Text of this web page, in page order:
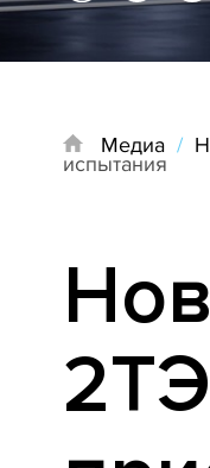
Медиа /
испытания